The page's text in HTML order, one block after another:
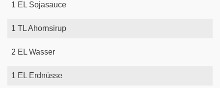
1 EL Sojasauce
1 TLAhornsirup
2 EL Wasser
1 EL Erdnüsse